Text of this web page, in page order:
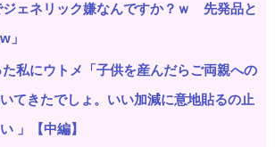
ジェネリック嫌なんですか？ｗ 先発品と
」
私にウトメ「子供を産んだらご両親への
てきたでしょ。いい加減に意地貼るの止
」【中編】